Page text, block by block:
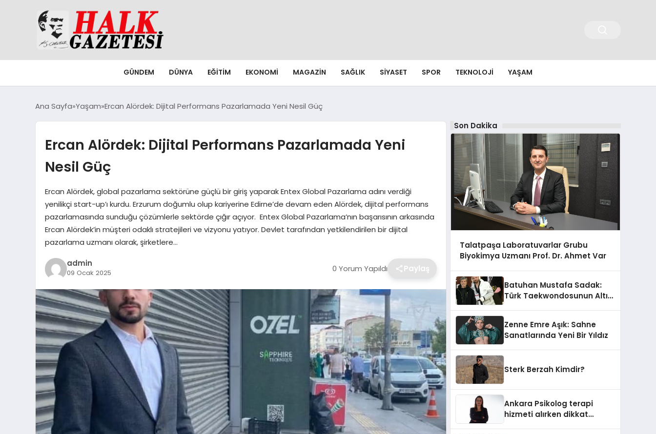
GÜNDEM DÜNYA EĞITIM EKONOMI MAGAZIN SAĞLIK SIYASET SPOR TEKNOLOJI YAŞAM
Ana Sayfa Yaşam Ercan Alördek: Dijital Performans Pazarlamada Yeni Nesil Güç
Ercan Alördek: Dijital Performans Pazarlamada Yeni
Nesil Güç
Ercan Alördek, global pazarlama sektörüne güçlü bir giriş yaparak Entex Global Pazarlama adını verdiği
yenilikçi start-up’ı kurdu. Erzurum doğumlu olup kariyerine Edirne’de devam eden Alördek, dijital performans
pazarlamasında sunduğu çözümlerle sektörde çığır açıyor. Entex Global Pazarlama’nın başarısının arkasında
Ercan Alördek’in müşteri odaklı stratejileri ve vizyonu yatıyor. Devlet tarafından yetkilendirilen bir dijital
pazarlama uzmanı olarak, şirketlere…
admin
09 Ocak 2025 0 Yorum Yapıldı Paylaş
Son Dakika
Talatpaşa Laboratuvarlar Grubu
Biyokimya Uzmanı Prof. Dr. Ahmet Var
Batuhan Mustafa Sadak:
Türk Taekwondosunun Altın
Zenne Emre Aşık: Sahne
Sanatlarında Yeni Bir Yıldız
Sterk Berzah Kimdir?
Ankara Psikolog terapi
hizmeti alırken dikkat